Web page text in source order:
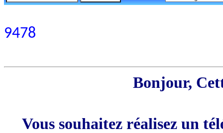
9478
Bonjour,
Vous souhaitez réalisez un